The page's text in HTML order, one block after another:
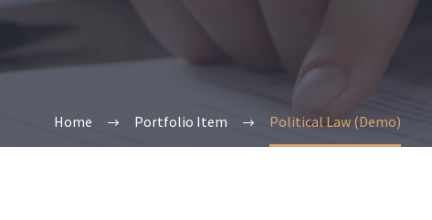
Home Portfolio Item Political Law (Demo)